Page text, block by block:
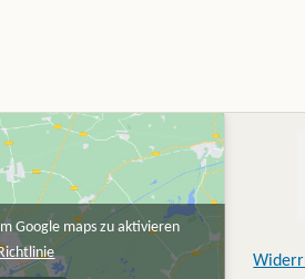
werden
Google maps zu aktivieren